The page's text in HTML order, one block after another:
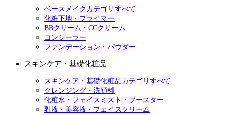
ベースメイクカテゴリすべて
化粧下地・プライマー
BBクリーム・CCクリーム
コンシーラー
ファンデーション・パウダー
スキンケア・基礎化粧品
スキンケア・基礎化粧品カテゴリすべて
クレンジング・洗顔料
化粧水・フェイスミスト・ブースター
乳液・美容液・フェイスクリーム